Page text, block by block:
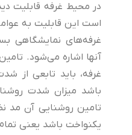
در محیط غرفه قابلیت
است این قابلیت به
غرفه‌های نمایشگاهی
آنها اشاره می‌شود.
غرفه، باید تابعی از
باشد میزان شدت
تامین روشنایی آن مد
یکنواخت باشد یعنی